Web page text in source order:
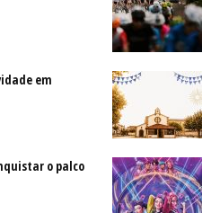
em
o palco